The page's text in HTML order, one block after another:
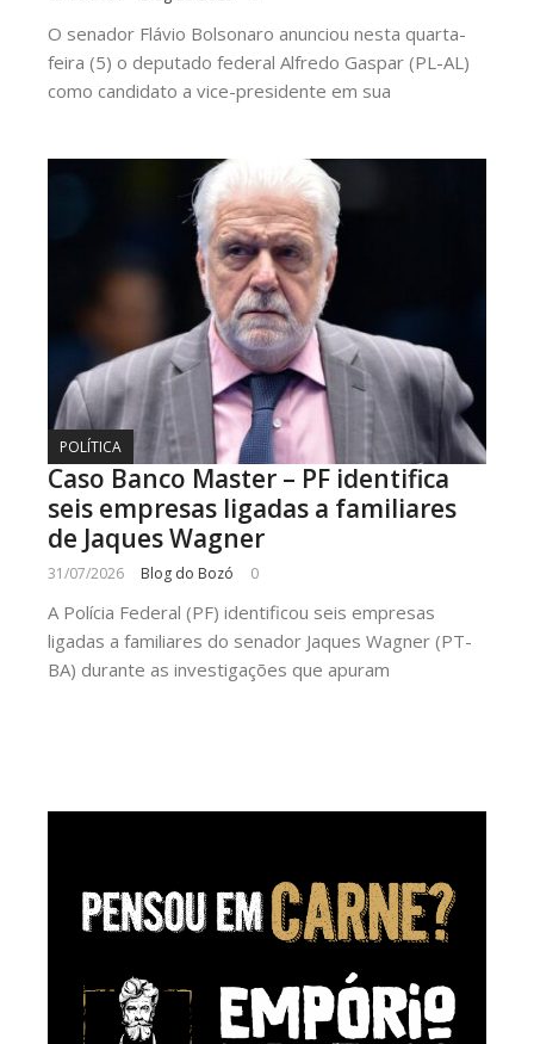
O senador Flávio Bolsonaro anunciou nesta quarta-
feira (5) o deputado federal Alfredo Gaspar (PL-AL)
como candidato a vice-presidente em sua
POLÍTICA
Caso Banco Master – PF identifica
seis empresas ligadas a familiares
de Jaques Wagner
31/07/2026 Blog do Bozó 0
A Polícia Federal (PF) identificou seis empresas
ligadas a familiares do senador Jaques Wagner (PT-
BA) durante as investigações que apuram